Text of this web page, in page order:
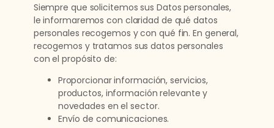
Siempre que solicitemos sus Datos personales,
le informaremos con claridad de qué datos
personales recogemos y con qué fin. En general,
recogemos y tratamos sus datos personales
con el propósito de:
Proporcionar información, servicios,
productos, información relevante y
novedades en el sector.
Envío de comunicaciones.